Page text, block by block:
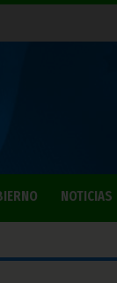
NOTICIAS